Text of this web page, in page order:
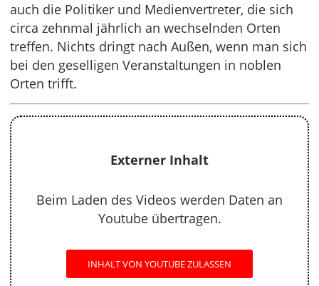
auch die Politiker und Medienvertreter, die sich
circa zehnmal jährlich an wechselnden Orten
treffen. Nichts dringt nach Außen, wenn man sich
bei den geselligen Veranstaltungen in noblen
Orten trifft.
Externer Inhalt
Beim Laden des Videos werden Daten an
Youtube übertragen.
INHALT VON YOUTUBE ZULASSEN